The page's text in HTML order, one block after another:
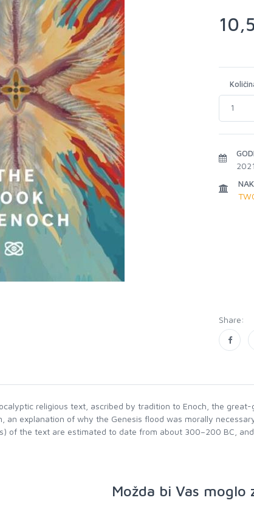
2021
Share:
religious text, ascribed by tradition to Enoch, the
an explanation of why the Genesis flood was morally
of the text are estimated to date from about 300–200 BC,
Možda bi Vas moglo